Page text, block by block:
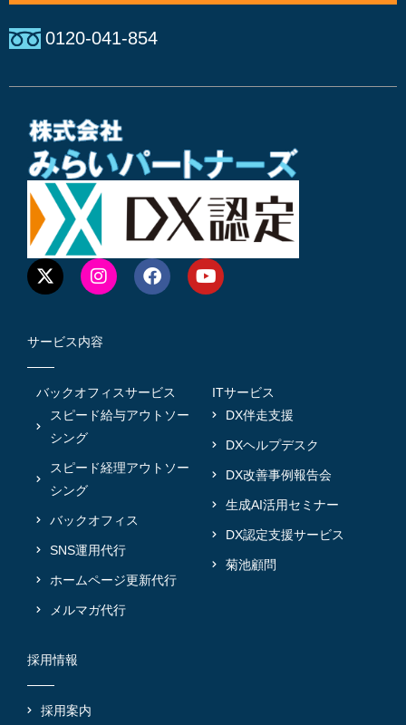
0120-041-854
サービス内容
バックオフィスサービス
スピード給与アウトソー
シング
スピード経理アウトソー
シング
バックオフィス
SNS運用代行
ホームページ更新代行
メルマガ代行
ITサービス
DX伴走支援
DXヘルプデスク
DX改善事例報告会
生成AI活用セミナー
DX認定支援サービス
菊池顧問
採用情報
採用案内